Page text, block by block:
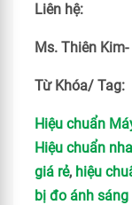
Liên hệ:
Ms. Thiên
Từ Khóa/ Tag:
Hiệu chuẩn
Hiệu chuẩn
giá rẻ, hiệu
bị đo ánh